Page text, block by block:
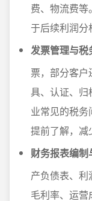
费、物流费
于后续利润分
发票管理与税
票，部分客
具、认证、归
业常见的税
提前了解，减
财务报表编制
产负债表、
毛利率、运